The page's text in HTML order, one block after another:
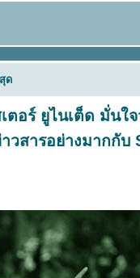
ด
อร์ ยูไนเต็ด มั่นใจ
วสารอย่างมากกับ